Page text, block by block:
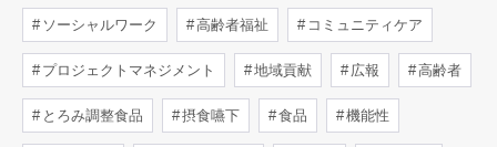
ソーシャルワーク 高齢者福祉 コミュニティケア
プロジェクトマネジメント 地域貢献 広報 高齢者
とろみ調整食品 摂食嚥下 食品 機能性